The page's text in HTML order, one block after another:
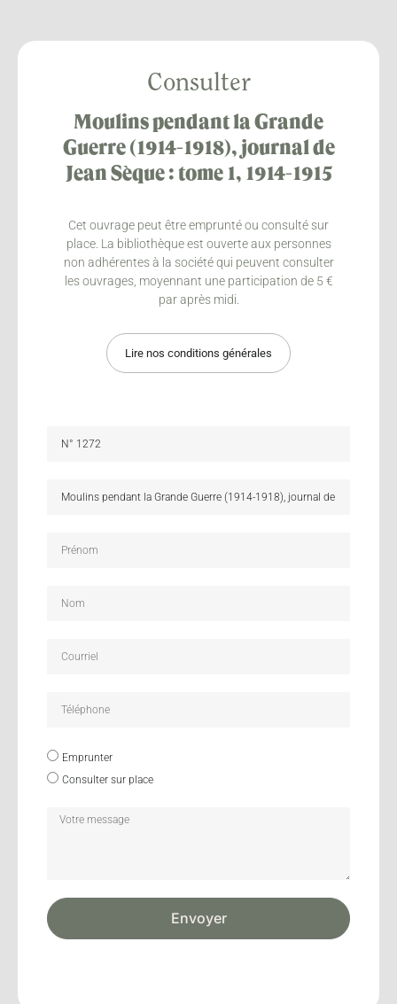
Consulter
Moulins pendant la Grande
Guerre (1914-1918), journal de
Jean Sèque : tome 1, 1914-1915
Cet ouvrage peut être emprunté ou consulté sur
place. La bibliothèque est ouverte aux personnes
non adhérentes à la société qui peuvent consulter
les ouvrages, moyennant une participation de 5 €
par après midi.
Lire nos conditions générales
Emprunter
Consulter sur place
Envoyer